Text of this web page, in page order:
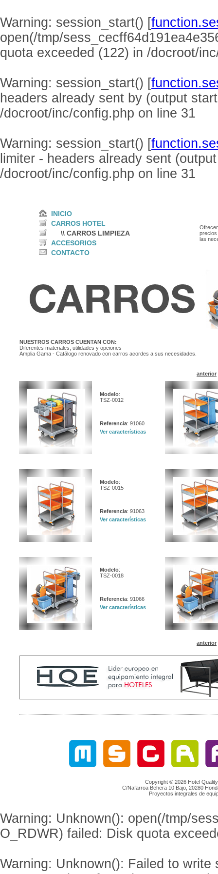
Warning: session_start() [
open(/tmp/
quota exceeded (122) in /docroot/
Warning: session_start() [
headers already sent by (output
/docroot/inc/config.php on line 31
Warning: session_start() [
limiter - headers already sent
/docroot/inc/config.php on line 31
INICIO
CARROS HOTEL
\\ CARROS LIMPIEZA
ACCESORIOS
CONTACTO
precios
las
NUESTROS CARROS CUENTAN CON:
Diferentes materiales, utilidades y opciones
Amplia Gama - Catálogo renovado con carros acordes a sus necesidades.
anterior
Modelo:
TSZ-0012
Referencia: 91060
Ver características
Modelo:
TSZ-0015
Referencia: 91063
Ver características
Modelo:
TSZ-0018
Referencia: 91066
Ver características
anterior
Copyright © 2026 Hotel
C/Nafarroa Behera 10 Bajo, 20280
Proyectos integrales de
Warning: Unknown(): open(/tmp/
O_RDWR) failed: Disk quota
Warning: Unknown(): Failed to